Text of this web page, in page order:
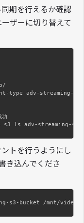
期を行えるか確認
ザーに切り替えて
type adv-streaming-
功
s3 ls adv-streaming-s3-
トを行うようにし
き込んでくださ
s3-bucket /mnt/video